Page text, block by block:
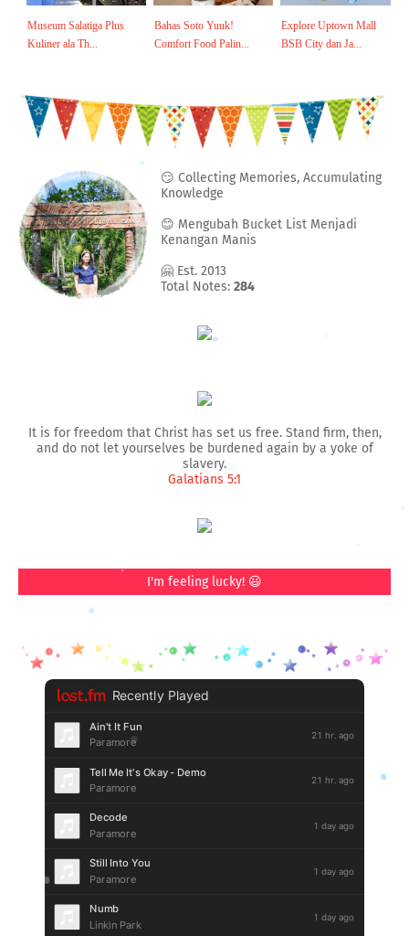
Museum Salatiga Plus
Kuliner ala Th...
Bahas Soto Yuuk!
Comfort Food Palin...
Explore Uptown Mall
BSB City dan Ja...
😏 Collecting Memories, Accumulating
Knowledge
😊 Mengubah Bucket List Menjadi
Kenangan Manis
🤗 Est. 2013
Total Notes: 284
It is for freedom that Christ has set us free. Stand firm, then,
and do not let yourselves be burdened again by a yoke of
slavery.
Galatians 5:1
I'm feeling lucky! 😃